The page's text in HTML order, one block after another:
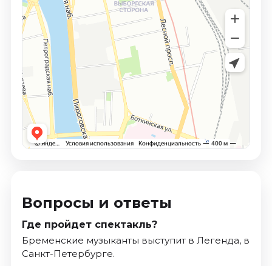
Вопросы и ответы
Где пройдет спектакль?
Бременские музыканты выступит в Легенда, в
Санкт-Петербурге.